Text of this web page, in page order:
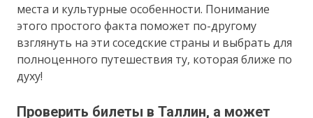
места и культурные особенности. Понимание
этого простого факта поможет по-другому
взглянуть на эти соседские страны и выбрать для
полноценного путешествия ту, которая ближе по
духу!
Проверить билеты в Таллин, а может